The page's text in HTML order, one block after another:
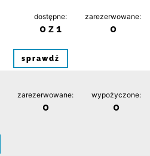
dostępne:
0 z 1
zarezerwowane:
0
sprawdź
zarezerwowane:
0
wypożyczone:
0